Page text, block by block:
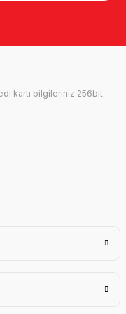
kartı bilgileriniz 256bit